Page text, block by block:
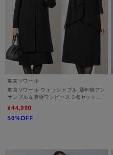
東京ソワール
東京ソワール ウォッシャブル 通年物アン
サンブル＆夏物ワンピース 3点セット
【喪服・礼服・ブラックフォーマル】
¥44,990
50%OFF